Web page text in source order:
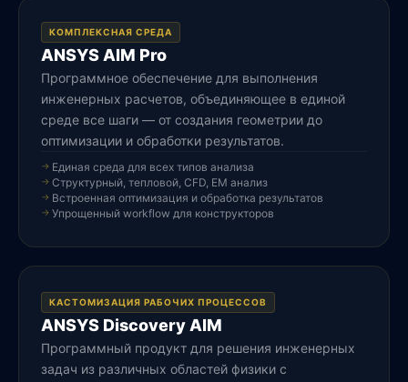
КОМПЛЕКСНАЯ СРЕДА
ANSYS AIM Pro
Программное обеспечение для выполнения
инженерных расчетов, объединяющее в единой
среде все шаги — от создания геометрии до
оптимизации и обработки результатов.
Единая среда для всех типов анализа
Структурный, тепловой, CFD, EM анализ
Встроенная оптимизация и обработка результатов
Упрощенный workflow для конструкторов
КАСТОМИЗАЦИЯ РАБОЧИХ ПРОЦЕССОВ
ANSYS Discovery AIM
Программный продукт для решения инженерных
задач из различных областей физики с